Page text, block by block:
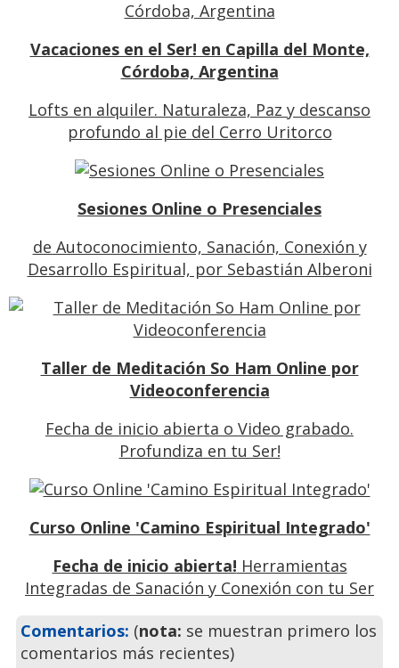
Vacaciones en el Ser! en Capilla del Monte,
Córdoba, Argentina
Lofts en alquiler. Naturaleza, Paz y descanso
profundo al pie del Cerro Uritorco
Sesiones Online o Presenciales
de Autoconocimiento, Sanación, Conexión y
Desarrollo Espiritual, por Sebastián Alberoni
Taller de Meditación So Ham Online por
Videoconferencia
Fecha de inicio abierta o Video grabado.
Profundiza en tu Ser!
Curso Online 'Camino Espiritual Integrado'
Fecha de inicio abierta! Herramientas
Integradas de Sanación y Conexión con tu Ser
Previo
Siguiente
Comentarios: (nota: se muestran primero los
comentarios más recientes)